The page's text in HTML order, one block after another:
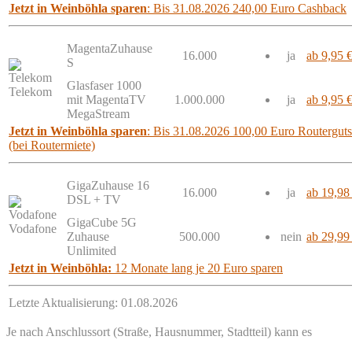
Jetzt in Weinböhla sparen: Bis 31.08.2026 240,00 Euro Cashback
Telekom
MagentaZuhause
S
16.000 ja ab 9,95 €
Glasfaser 1000
mit MagentaTV
MegaStream
1.000.000 ja ab 9,95 €
Jetzt in Weinböhla sparen: Bis 31.08.2026 100,00 Euro
(bei Routermiete)
Vodafone
GigaZuhause 16
DSL + TV
16.000 ja ab 19,98
GigaCube 5G
Zuhause
Unlimited
500.000 nein ab 29,99
Jetzt in Weinböhla: 12 Monate lang je 20 Euro sparen
Letzte Aktualisierung: 01.08.2026
Je nach Anschlussort (Straße, Hausnummer, Stadtteil) kann es